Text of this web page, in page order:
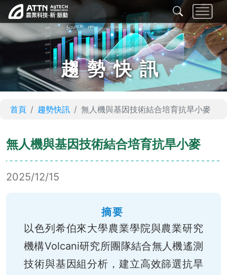
趨勢快訊
首頁 趨勢快訊 無人機與基因技術結合培育抗旱小麥
無人機與基因技術結合培育抗旱小麥
2025/12/15
摘要
以色列希伯來大學農業學院與農業研究
機構Volcani研究所團隊結合無人機遙測
技術與基因組分析，建立高效篩選抗旱